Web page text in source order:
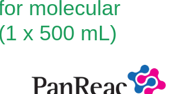
molecular
x 500 mL)